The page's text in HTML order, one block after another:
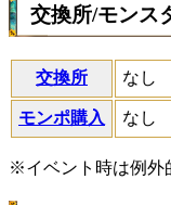
交換所/モンス
交換所 なし
モンポ購入 なし
※イベント時は例外